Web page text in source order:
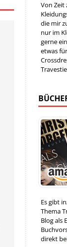
Von Zeit
die mir
nur im
gerne
etwas
Es gibt
Thema
Blog als
direkt